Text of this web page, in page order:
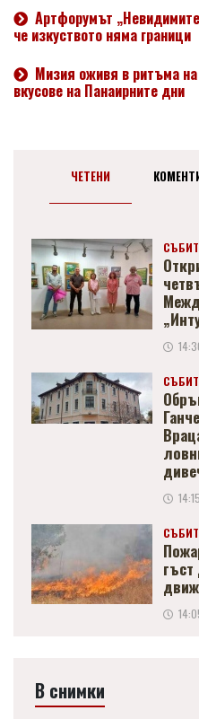
Артфорумът
че изкуството няма граници
Мизия оживя в ритъма
вкусове на Панаирните дни
ЧЕТЕНИ
14:15
В снимки